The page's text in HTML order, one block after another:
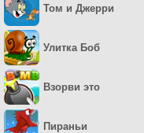
Том и Джерри
Улитка Боб
Взорви это
Пираньи